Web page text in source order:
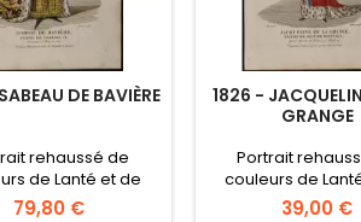
DE BAVIÈRE
rehaussé de
de Lanté et de
Gatine
Prix
79,80 €
1826 -
GRANGE
Portrait
couleurs de
Gatine
Prix
39,00 €